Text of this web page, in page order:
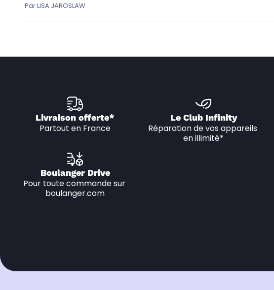
Par LISA JAROSLAW
Livraison offerte*
Partout en France
Le Club Infinity
Réparation de vos appareils
en illimité*
Boulanger Drive
Pour toute commande sur
boulanger.com